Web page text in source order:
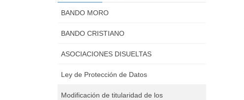
BANDO MORO
BANDO CRISTIANO
ASOCIACIONES DISUELTAS
Ley de Protección de Datos
Modificación de titularidad de los